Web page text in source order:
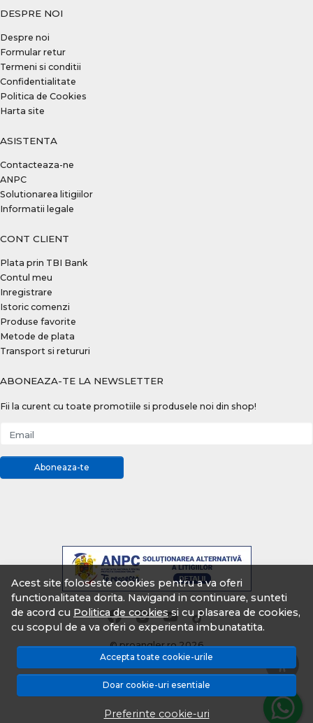
Acest site foloseste cookies pentru a va oferi
functionalitatea dorita. Navigand in continuare, sunteti
de acord cu Politica de cookiessi cu plasarea de cookies,
cu scopul de a va oferi o experienta imbunatatita.
Accepta toate cookie-urile
Doar cookie-uri esentiale
Preferinte cookie-uri
DESPRE NOI
Despre noi
Formular retur
Termeni si conditii
Confidentialitate
Politica de Cookies
Harta site
ASISTENTA
Contacteaza-ne
ANPC
Solutionarea litigiilor
Informatii legale
CONT CLIENT
Plata prin TBI Bank
Contul meu
Inregistrare
Istoric comenzi
Produse favorite
Metode de plata
Transport si retururi
ABONEAZA-TE LA NEWSLETTER
Fii la curent cu toate promotiile si produsele noi din shop!
Email
Aboneaza-te
© proangler.ro 2026
Magazin online creat cu MerchantPro